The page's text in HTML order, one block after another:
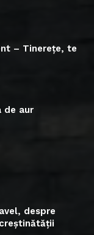
– Tinerețe, te
de aur
despre